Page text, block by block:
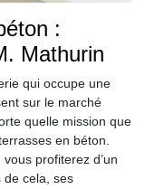
:
Mathurin
qui occupe une
sur le marché
quelle mission que
en béton.
profiterez d’un
de cela, ses